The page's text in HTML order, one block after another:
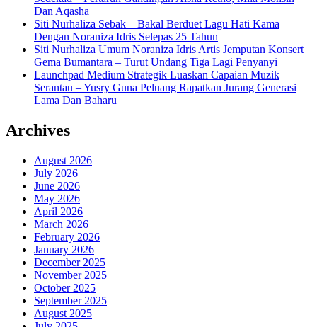
Dan Aqasha
Siti Nurhaliza Sebak – Bakal Berduet Lagu Hati Kama
Dengan Noraniza Idris Selepas 25 Tahun
Siti Nurhaliza Umum Noraniza Idris Artis Jemputan Konsert
Gema Bumantara – Turut Undang Tiga Lagi Penyanyi
Launchpad Medium Strategik Luaskan Capaian Muzik
Serantau – Yusry Guna Peluang Rapatkan Jurang Generasi
Lama Dan Baharu
Archives
August 2026
July 2026
June 2026
May 2026
April 2026
March 2026
February 2026
January 2026
December 2025
November 2025
October 2025
September 2025
August 2025